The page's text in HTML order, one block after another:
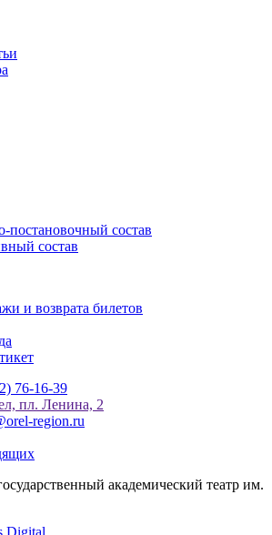
постановочный состав
состав
и возврата билетов
76-16-39
пл. Ленина, 2
region.ru
академический театр им.
Digital